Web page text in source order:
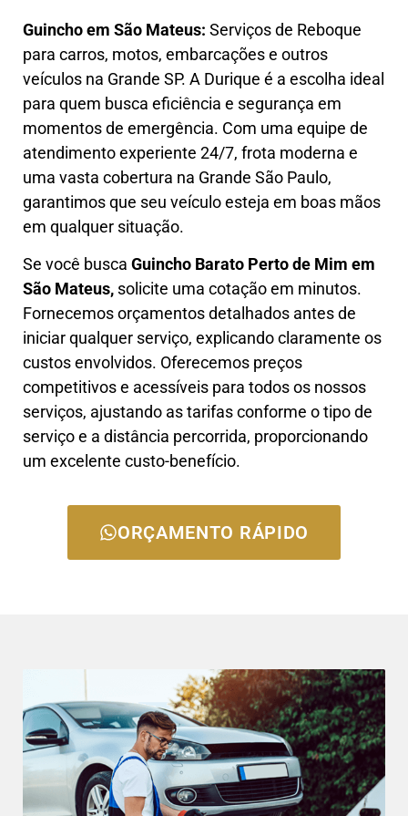
Guincho em São Mateus: Serviços de Reboque
para carros, motos, embarcações e outros
veículos na Grande SP. A Durique é a escolha ideal
para quem busca eficiência e segurança em
momentos de emergência. Com uma equipe de
atendimento experiente 24/7, frota moderna e
uma vasta cobertura na Grande São Paulo,
garantimos que seu veículo esteja em boas mãos
em qualquer situação.
Se você busca Guincho Barato Perto de Mim em
São Mateus, solicite uma cotação em minutos.
Fornecemos orçamentos detalhados antes de
iniciar qualquer serviço, explicando claramente os
custos envolvidos. Oferecemos preços
competitivos e acessíveis para todos os nossos
serviços, ajustando as tarifas conforme o tipo de
serviço e a distância percorrida, proporcionando
um excelente custo-benefício.
ORÇAMENTO RÁPIDO